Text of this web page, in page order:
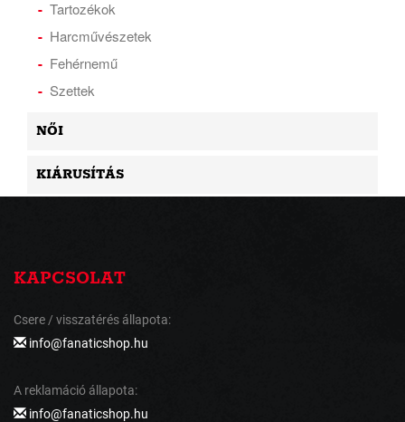
Tartozékok
Harcművészetek
Fehérnemű
Szettek
NŐI
KIÁRUSÍTÁS
KAPCSOLAT
Csere / visszatérés állapota:
info@fanaticshop.hu
A reklamáció állapota:
info@fanaticshop.hu